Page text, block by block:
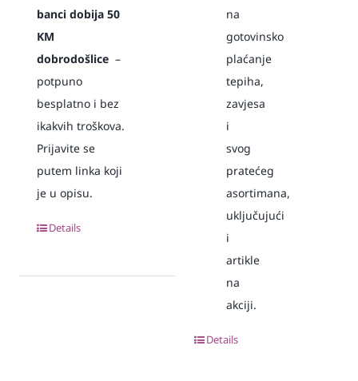
banci dobija 50
KM
dobrodošlice–
potpuno
besplatno i bez
ikakvih troškova.
Prijavite se
putem linka koji
je u opisu.
Details
na
gotovinsko
plaćanje
tepiha,
zavjesa
i
svog
pratećeg
asortimana,
uključujući
i
artikle
na
akciji.
Details